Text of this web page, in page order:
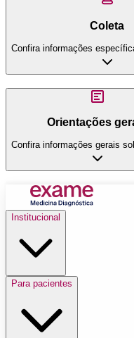
Coleta
Confira informações
Orientações
Confira informações gerais
Institucional
Para pacientes